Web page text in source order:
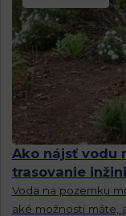
Ako nájsť vodu
trasovanie
Voda na pozemku
aké možnosti máte,